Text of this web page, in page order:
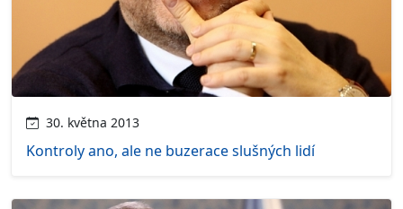
30. května 2013
Kontroly ano, ale ne buzerace slušných lidí